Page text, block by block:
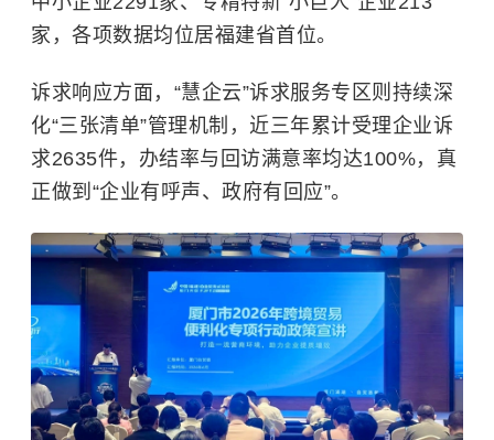
家，各项数据均位居福建省首位。
诉求响应方面，“慧企云”诉求服务专区则持续深
化“三张清单”管理机制，近三年累计受理企业诉
求2635件，办结率与回访满意率均达100%，真
正做到“企业有呼声、政府有回应”。